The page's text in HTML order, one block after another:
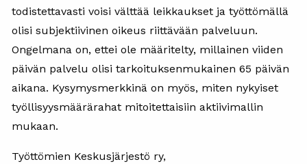
todistettavasti voisi välttää leikkaukset ja työttömällä
olisi subjektiivinen oikeus riittävään palveluun.
Ongelmana on, ettei ole määritelty, millainen viiden
päivän palvelu olisi tarkoituksenmukainen 65 päivän
aikana. Kysymysmerkkinä on myös, miten nykyiset
työllisyysmäärärahat mitoitettaisiin aktiivimallin
mukaan.
Työttömien Keskusjärjestö ry,